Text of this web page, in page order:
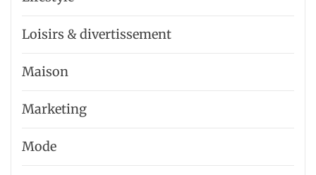
Loisirs & divertissement
Maison
Marketing
Mode